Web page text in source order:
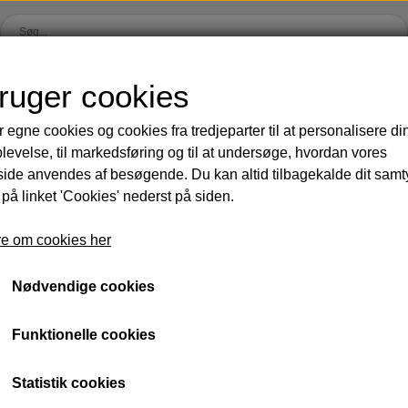
TRÆNING & VÆGT
Vægtkontrol
Fibre & grønt
Komfort & restitution
DIVERSE
Parfumer
& SOL 😎 PRODUKT-INFO
HUD, HÅR & KROP
Ansigtspleje
Hud og krop
Parfumer
DIVERSE
VÆGTTAB? KLIK HER!
hudpleje
cookies
egne cookies og cookies fra tredjeparter til at personalisere
til markedsføring og til at undersøge, hvordan vores
anvendes af besøgende. Du kan altid tilbagekalde dit
linket 'Cookies' nederst på siden.
om cookies her
Nødvendige cookies
Funktionelle cookies
Statistik cookies